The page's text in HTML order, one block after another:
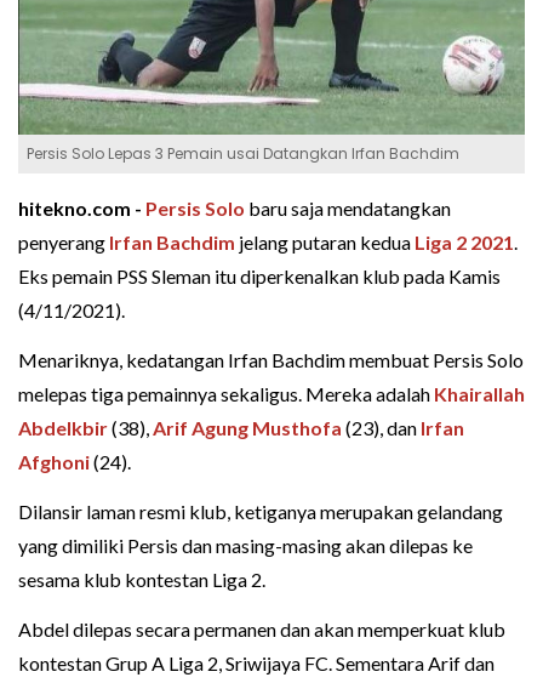
Persis Solo Lepas 3 Pemain usai Datangkan Irfan Bachdim
hitekno.com - Persis Solo baru saja mendatangkan
penyerang Irfan Bachdim jelang putaran kedua Liga 2 2021.
Eks pemain PSS Sleman itu diperkenalkan klub pada Kamis
(4/11/2021).
Menariknya, kedatangan Irfan Bachdim membuat Persis Solo
melepas tiga pemainnya sekaligus. Mereka adalah Khairallah
Abdelkbir(38),Arif Agung Musthofa (23), dan Irfan
Afghoni(24).
Dilansir laman resmi klub, ketiganya merupakan gelandang
yang dimiliki Persis dan masing-masing akan dilepas ke
sesama klub kontestan Liga 2.
Abdel dilepas secara permanen dan akan memperkuat klub
kontestan Grup A Liga 2, Sriwijaya FC. Sementara Arif dan